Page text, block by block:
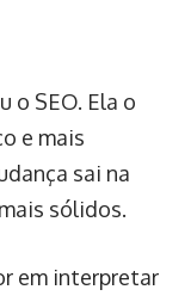
o SEO. Ela o
e mais
sai na
sólidos.
em interpretar